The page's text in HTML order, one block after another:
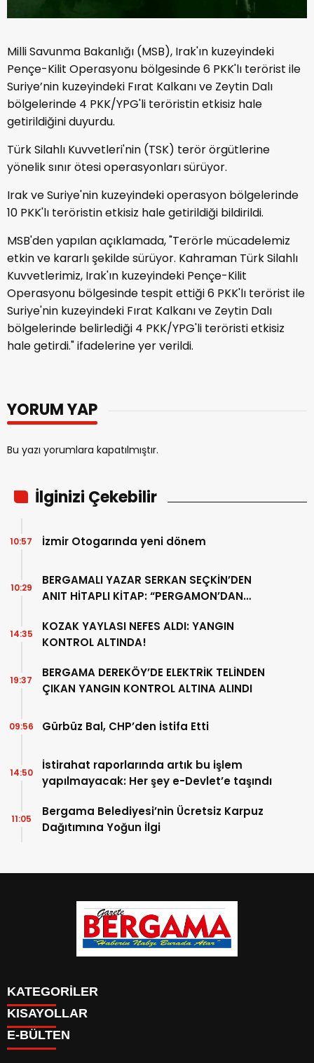
Milli Savunma Bakanlığı (MSB), Irak'ın kuzeyindeki
Pençe-Kilit Operasyonu bölgesinde 6 PKK'lı terörist ile
Suriye’nin kuzeyindeki Fırat Kalkanı ve Zeytin Dalı
bölgelerinde 4 PKK/YPG'li teröristin etkisiz hale
getirildiğini duyurdu.
Türk Silahlı Kuvvetleri'nin (TSK) terör örgütlerine
yönelik sınır ötesi operasyonları sürüyor.
Irak ve Suriye'nin kuzeyindeki operasyon bölgelerinde
10 PKK'lı teröristin etkisiz hale getirildiği bildirildi.
MSB'den yapılan açıklamada, "Terörle mücadelemiz
etkin ve kararlı şekilde sürüyor. Kahraman Türk Silahlı
Kuvvetlerimiz, Irak'ın kuzeyindeki Pençe-Kilit
Operasyonu bölgesinde tespit ettiği 6 PKK'lı terörist ile
Suriye'nin kuzeyindeki Fırat Kalkanı ve Zeytin Dalı
bölgelerinde belirlediği 4 PKK/YPG'li teröristi etkisiz
hale getirdi." ifadelerine yer verildi.
YORUM YAP
Bu yazı yorumlara kapatılmıştır.
İlginizi Çekebilir
İzmir Otogarında yeni dönem
10:57
BERGAMALI YAZAR SERKAN SEÇKİN’DEN
ANIT HİTAPLI KİTAP: “PERGAMON’DAN
10:29
KOZAK YAYLASI NEFES ALDI: YANGIN
KONTROL ALTINDA!
14:35
BERGAMA DEREKÖY’DE ELEKTRİK TELİNDEN
ÇIKAN YANGIN KONTROL ALTINA ALINDI
19:37
Gürbüz Bal, CHP’den İstifa Etti
09:56
İstirahat raporlarında artık bu işlem
yapılmayacak: Her şey e-Devlet’e taşındı
14:50
Bergama Belediyesi’nin Ücretsiz Karpuz
Dağıtımına Yoğun İlgi
11:05
KATEGORİLER
CANLI YAYIN
BURÇLAR
KISAYOLLAR
Menü seçimi yapın. WP-ADMIN → Görünüm → Menüler
sayfasından menü eşleştirmesi yapınız.
E-BÜLTEN